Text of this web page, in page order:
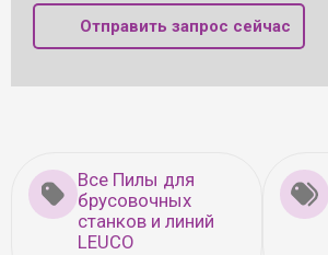
Отправить запрос сейчас
Все Пилы для
брусовочных
станков и линий
LEUCO